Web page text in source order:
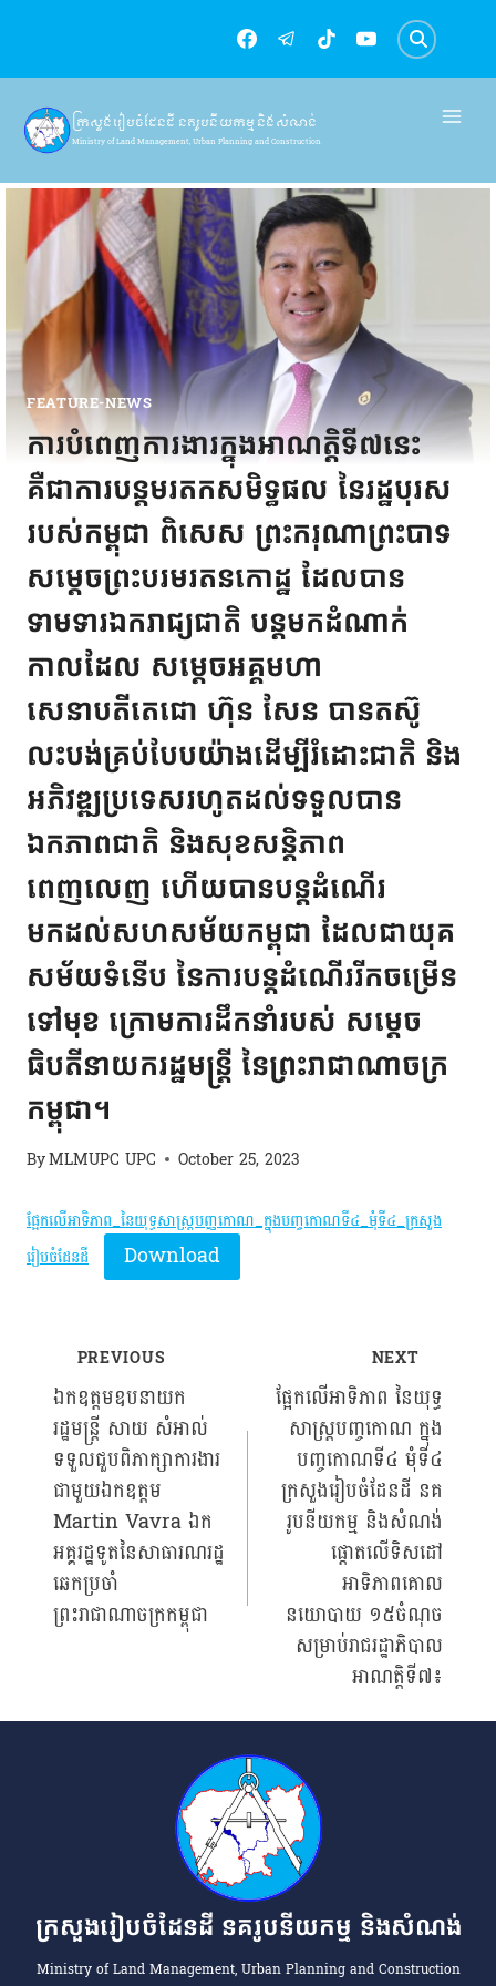
content
ក្រសួងរៀបចំដែនដី នគរូបនីយកម្ម និងសំណង់
Ministry of Land Management, Urban Planning and Construction
FEATURE-NEWS
ការបំពេញការងារក្នុងអាណត្តិទី៧នេះ
គឺជាការបន្តមរតកសមិទ្ធផល នៃរដ្ឋបុរស
របស់កម្ពុជា ពិសេស ព្រះករុណាព្រះបាទ
សម្តេចព្រះបរមរតនកោដ្ឋ ដែលបាន
ទាមទារឯករាជ្យជាតិ បន្តមកដំណាក់
កាលដែល សម្តេចអគ្គមហា
សេនាបតីតេជោ ហ៊ុន សែន បានតស៊ូ
លះបង់គ្រប់បែបយ៉ាងដើម្បីរំដោះជាតិ និង
អភិវឌ្ឍប្រទេសរហូតដល់ទទួលបាន
ឯកភាពជាតិ និងសុខសន្តិភាព
ពេញលេញ ហើយបានបន្តដំណើរ
មកដល់សហសម័យកម្ពុជា ដែលជាយុគ
សម័យទំនើប នៃការបន្តដំណើររីកចម្រើន
ទៅមុខ ក្រោមការដឹកនាំរបស់ សម្តេច
ធិបតីនាយករដ្ឋមន្រ្តី នៃព្រះរាជាណាចក្រ
កម្ពុជា។
ByMLMUPC UPC October 25, 2023
ផ្អែកលើអាទិភាព_នៃយុទ្ធសាស្រ្តបញ្ញកោណ_ក្នុងបញ្ចកោណទី៤_មុំទី៤_ក្រសួង
រៀបចំដែនដី
Download
Post
navigation
PREVIOUS
ឯកឧត្តមឧបនាយក
រដ្ឋមន្រ្តី សាយ សំអាល់
ទទួលជួបពិភាក្សាការងារ
ជាមួយឯកឧត្តម
Martin Vavra ឯក
អគ្គរដ្ឋទូតនៃសាធារណរដ្ឋ
ឆេកប្រចាំ
ព្រះរាជាណាចក្រកម្ពុជា
NEXT
ផ្អែកលើអាទិភាព នៃយុទ្ធ
សាស្រ្តបញ្ចកោណ ក្នុង
បញ្ចកោណទី៤ មុំទី៤
ក្រសួងរៀបចំដែនដី នគ
រូបនីយកម្ម និងសំណង់
ផ្តោតលើទិសដៅ
អាទិភាពគោល
នយោបាយ ១៥ចំណុច
សម្រាប់រាជរដ្ឋាភិបាល
អាណត្តិទី៧៖
ក្រសួងរៀបចំដែនដី នគរូបនីយកម្ម និងសំណង់
Ministry of Land Management, Urban Planning and Construction